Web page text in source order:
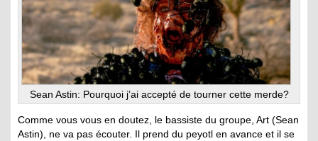
Sean Astin: Pourquoi j’ai accepté de tourner cette merde?
Comme vous vous en doutez, le bassiste du groupe, Art (Sean
Astin), ne va pas écouter. Il prend du peyotl en avance et il se